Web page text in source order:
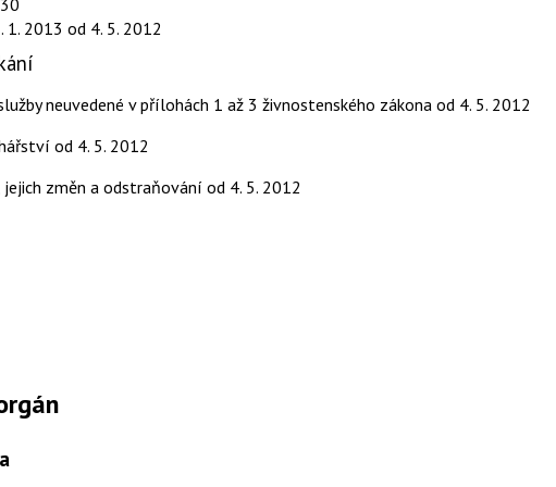
1. 2013 od 4. 5. 2012
neuvedené v přílohách 1 až 3 živnostenského zákona od 4. 5. 2012
od 4. 5. 2012
změn a odstraňování od 4. 5. 2012